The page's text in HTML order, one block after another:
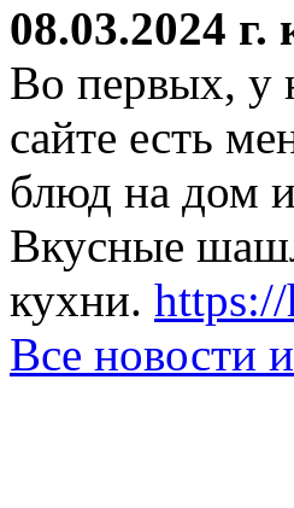
08.03.2024 г.
Во первых, у
сайте есть
блюд на дом
Вкусные
кухни.
Все новости